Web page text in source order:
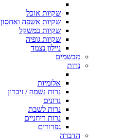
שקיות אוכל
שקיות אשפה ואחסון
שקיות במשקל
שקיות גופיה
ניילון נצמד
מבשמים
נרות
אלומיות
נרות נשמה / זיכרון
נרונים
נרות לשבת
נרות ריחניים
גפרורים
הדברה